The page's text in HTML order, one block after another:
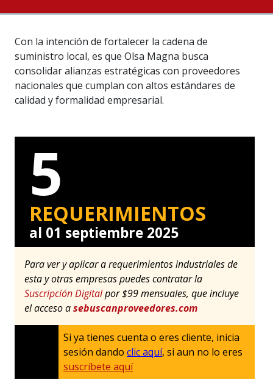
Con la intención de fortalecer la cadena de
suministro local, es que Olsa Magna busca
consolidar alianzas estratégicas con proveedores
nacionales que cumplan con altos estándares de
calidad y formalidad empresarial.
5
REQUERIMIENTOS
al 01 septiembre 2025
Para ver y aplicar a requerimientos industriales de
esta y otras empresas puedes contratar la
Suscripción Digitalpor $99 mensuales, que incluye
el acceso asebuscanproveedores.com
Si ya tienes cuenta o eres cliente, inicia
sesión dando clic aquí, si aun no lo eres
suscríbete aquí